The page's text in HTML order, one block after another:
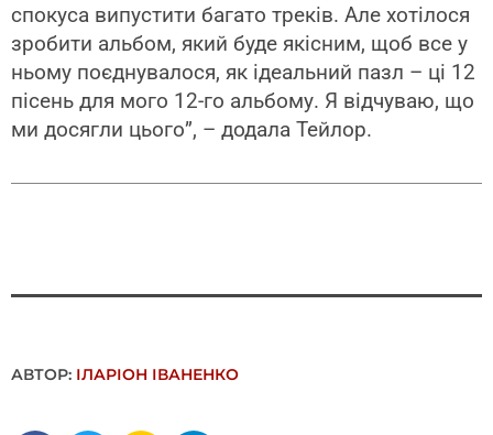
спокуса випустити багато треків. Але хотілося
зробити альбом, який буде якісним, щоб все у
ньому поєднувалося, як ідеальний пазл – ці 12
пісень для мого 12-го альбому. Я відчуваю, що
ми досягли цього”, – додала Тейлор.
АВТОР: ІЛАРІОН ІВАНЕНКО